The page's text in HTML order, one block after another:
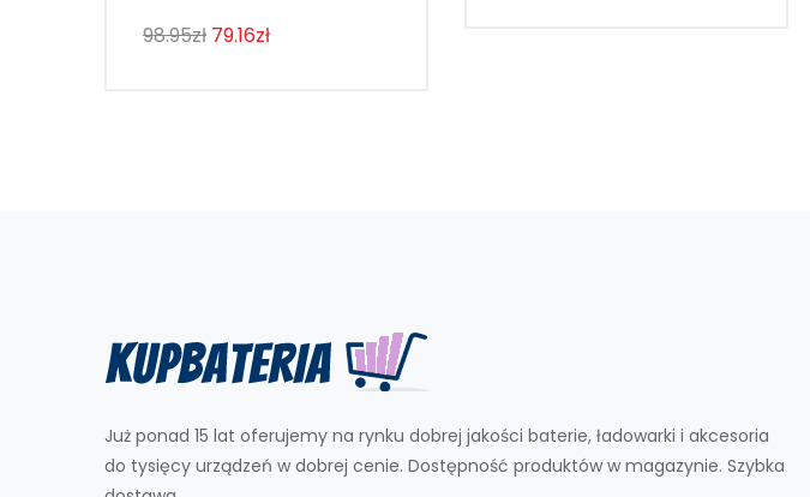
98.95zł 79.16zł
Już ponad 15 lat oferujemy na rynku dobrej jakości baterie, ładowarki i akcesoria
do tysięcy urządzeń w dobrej cenie. Dostępność produktów w magazynie. Szybka